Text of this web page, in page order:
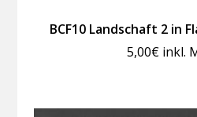
BCF10 Landschaft 2 in
5,00€ inkl.